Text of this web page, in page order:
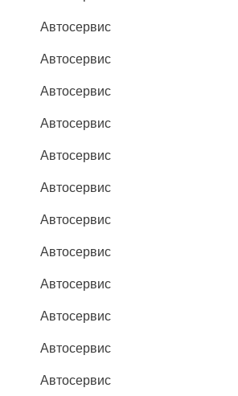
Автосервис
Автосервис
Автосервис
Автосервис
Автосервис
Автосервис
Автосервис
Автосервис
Автосервис
Автосервис
Автосервис
Автосервис